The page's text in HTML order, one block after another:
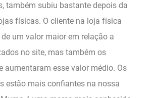
também subiu bastante depois da
físicas. O cliente na loja física
um valor maior em relação a
no site, mas também os
aumentaram esse valor médio. Os
estão mais confiantes na nossa